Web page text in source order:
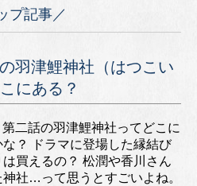
プ記事／
羽津鯉神社（はつこい
にある？
第二話の羽津鯉神社ってどこに
な？ ドラマに登場した縁結び
買えるの？ 松潤や香川さん
神社…って思うとすごいよね。